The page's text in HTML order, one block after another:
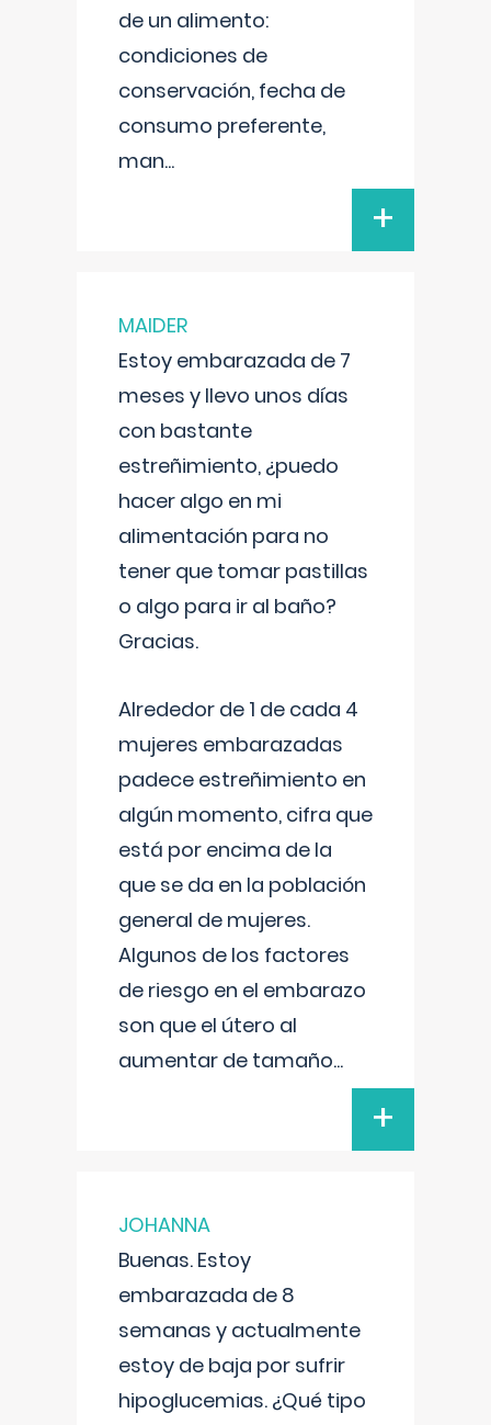
de un alimento:
condiciones de
conservación, fecha de
consumo preferente,
man...
+
MAIDER
Estoy embarazada de 7
meses y llevo unos días
con bastante
estreñimiento, ¿puedo
hacer algo en mi
alimentación para no
tener que tomar pastillas
o algo para ir al baño?
Gracias.
Alrededor de 1 de cada 4
mujeres embarazadas
padece estreñimiento en
algún momento, cifra que
está por encima de la
que se da en la población
general de mujeres.
Algunos de los factores
de riesgo en el embarazo
son que el útero al
aumentar de tamaño...
+
JOHANNA
Buenas. Estoy
embarazada de 8
semanas y actualmente
estoy de baja por sufrir
hipoglucemias. ¿Qué tipo